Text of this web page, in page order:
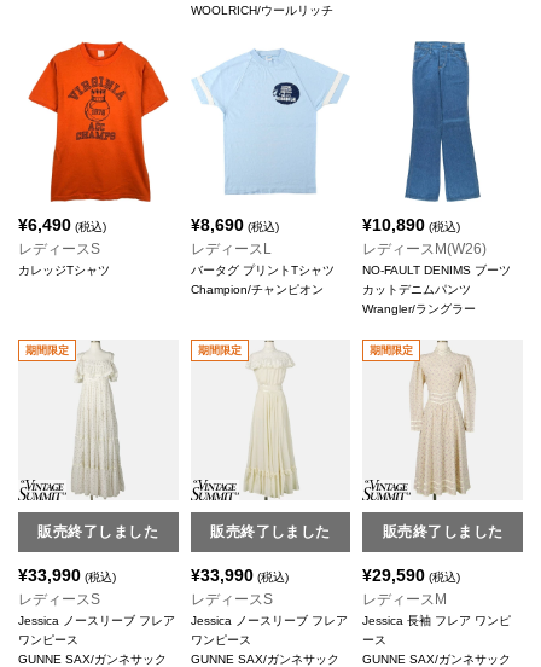
WOOLRICH/ウールリッチ
¥6,490 (税込)
レディースS
カレッジTシャツ
¥8,690(税込)
レディースL
バータグ プリントTシャツ
Champion/チャンピオン
¥10,890 (税込)
レディースM(W26)
NO-FAULT DENIMS ブーツ
カットデニムパンツ
Wrangler/ラングラー
期間限定
販売終了しました
¥33,990 (税込)
レディースS
Jessica ノースリーブ フレア
ワンピース
GUNNE SAX/ガンネサック
期間限定
販売終了しました
¥33,990(税込)
レディースS
Jessica ノースリーブ フレア
ワンピース
GUNNE SAX/ガンネサック
期間限定
販売終了しました
¥29,590 (税込)
レディースM
Jessica 長袖 フレア ワンピ
ース
GUNNE SAX/ガンネサック